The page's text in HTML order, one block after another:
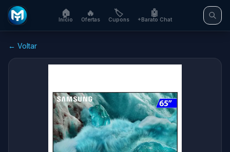
🏠
Início
🔥
Ofertas
🏷️
Cupons
🤖
+Barato Chat
← Voltar